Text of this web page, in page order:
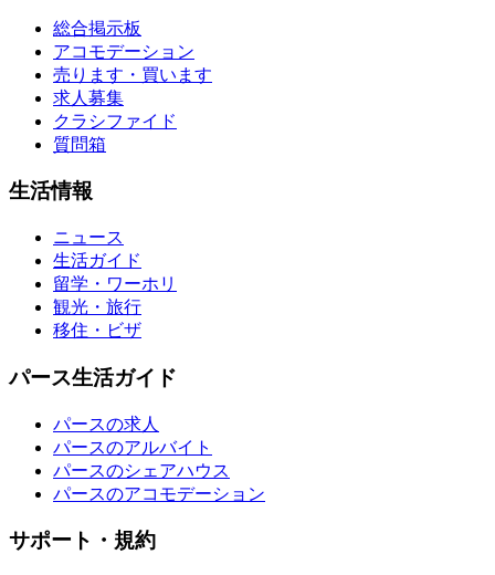
総合掲示板
アコモデーション
売ります・買います
求人募集
クラシファイド
質問箱
生活情報
ニュース
生活ガイド
留学・ワーホリ
観光・旅行
移住・ビザ
パース生活ガイド
パースの求人
パースのアルバイト
パースのシェアハウス
パースのアコモデーション
サポート・規約